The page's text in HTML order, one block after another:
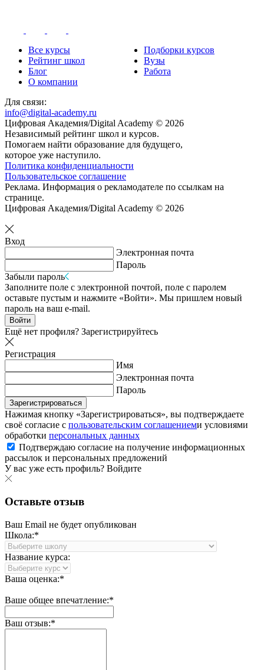
Все курсы
Подборки курсов
Рейтинг школ
Вузы
Блог
Работа
О компании
Для связи:
info@digital-academy.ru
Цифровая Академия/Digital Academy © 2026
Независимый рейтинг школ и курсов.
Помогаем найти образование для будущего,
которое уже наступило.
Политика конфиденциальности
Пользовательское соглашение
Реклама. Информация о рекламодателе по ссылкам на
странице.
Цифровая Академия/Digital Academy © 2026
Вход
Электронная почта
Пароль
Забыли пароль
Заполните поле с электронной почтой, поле с паролем
оставьте пустым и нажмите «Войти». Мы пришлем новый
пароль на ваш e-mail.
Войти
Ещё нет профиля? Зарегистрируйтесь
Регистрация
Имя
Электронная почта
Пароль
Зарегистрироваться
Нажимая кнопку «Зарегистрироваться», вы подтверждаете
своё согласие с пользовательским соглашениеми условиями
обработки персональных данных
Подтверждаю согласие на получение информационных
рассылок и персональных предложений
У вас уже есть профиль? Войдите
Оставьте отзыв
Ваш Email не будет опубликован
Школа:*
Название курса:
Ваша оценка:*
Ваше общее впечатление:*
Ваш отзыв:*